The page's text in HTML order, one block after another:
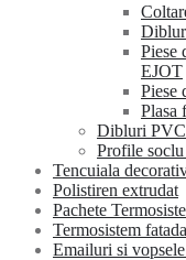
Piese
EJOT
Piese
Plasa
Dibluri
Profile
Tencuiala
Polistiren extrudat
Pachete
Termosistem fatada
Emailuri si